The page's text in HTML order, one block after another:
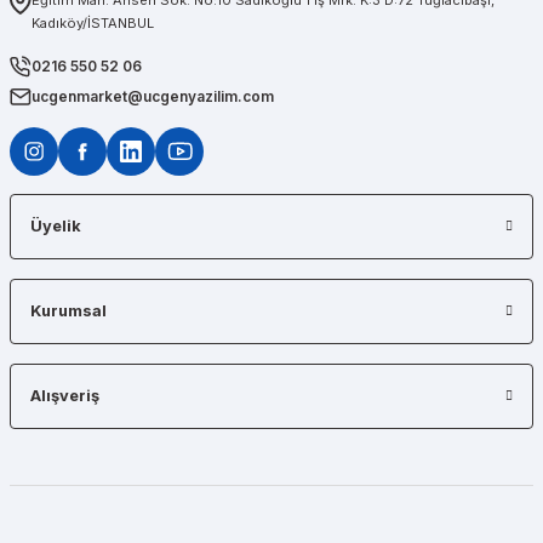
Kadıköy/İSTANBUL
0216 550 52 06
ucgenmarket@ucgenyazilim.com
Üyelik
Kurumsal
Alışveriş